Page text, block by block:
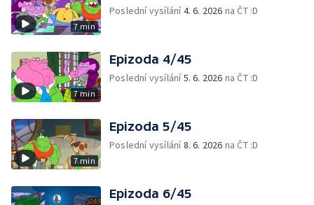
7 min
Poslední vysílání4. 6. 2026 na ČT :D
7 min
Epizoda 4/45
Poslední vysílání5. 6. 2026 na ČT :D
7 min
Epizoda 5/45
Poslední vysílání8. 6. 2026 na ČT :D
Epizoda 6/45